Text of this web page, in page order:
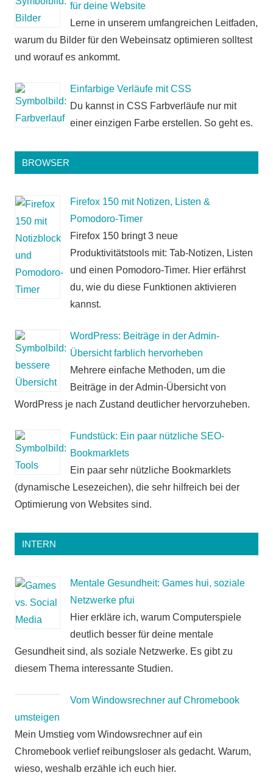
für deine Website
Lerne in unserem umfangreichen Leitfaden,
warum du Bilder für den Webeinsatz optimieren solltest
und worauf es ankommt.
Einfarbige Verläufe mit CSS
Du kannst in CSS Farbverläufe nur mit
einer einzigen Farbe erstellen. So geht es.
BROWSER
Firefox 150 mit Notizen, Listen &
Pomodoro-Timer
Firefox 150 bringt 3 neue
Produktivitätstools mit: Tab-Notizen, Listen
und einen Pomodoro-Timer. Hier erfährst
du, wie du diese Funktionen aktivieren
kannst.
WordPress: Beiträge in der Admin-
Übersicht farblich hervorheben
Mehrere einfache Methoden, um die
Beiträge in der Admin-Übersicht von
WordPress je nach Zustand deutlicher hervorzuheben.
Fundstück: Ein paar nützliche SEO-
Bookmarklets
Ein paar sehr nützliche Bookmarklets
(dynamische Lesezeichen), die sehr hilfreich bei der
Optimierung von Websites sind.
INTERN
Mentale Gesundheit: Games hui, soziale
Netzwerke pfui
Hier erkläre ich, warum Computerspiele
deutlich besser für deine mentale
Gesundheit sind, als soziale Netzwerke. Es gibt zu
diesem Thema interessante Studien.
Vom Windowsrechner auf Chromebook
umsteigen
Mein Umstieg vom Windowsrechner auf ein
Chromebook verlief reibungsloser als gedacht. Warum,
wieso, weshalb erzähle ich euch hier.